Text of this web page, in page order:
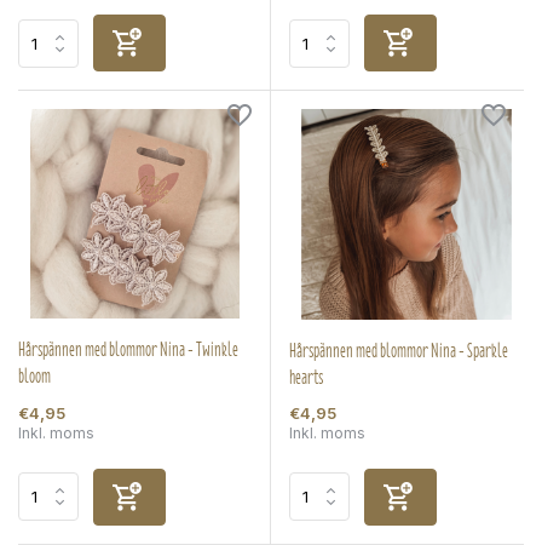
Hårspännen med blommor Nina - Twinkle
bloom
€4,95
Inkl. moms
Hårspännen med blommor Nina - Sparkle
hearts
€4,95
Inkl. moms